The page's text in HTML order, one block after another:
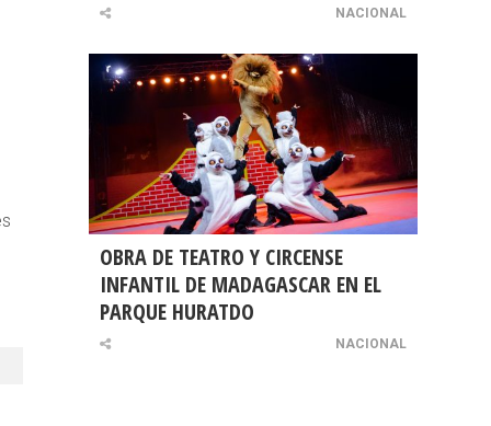
NACIONAL
OBRA DE TEATRO Y CIRCENSE
INFANTIL DE MADAGASCAR EN EL
PARQUE HURATDO
NACIONAL